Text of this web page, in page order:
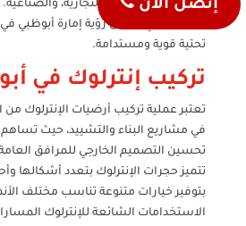
الإنشاءات السكنية، التجارية،
الحدادين في تحقيق رؤية إمارة أبوظبي
تحتية قوية ومستدامة.
تركيب إنترلوك في
تعتبر عملية تركيب أرضيات الإنترلوك
في مشاريع البناء والتشييد، حيث
تحسين التصميم الخارجي للمرافق
تتميز حجرات الإنترلوك بتعدد أشكالها
بتوفير خيارات متنوعة تناسب مختلف
الاستخدامات الشائعة للإنترلوك
إتصل الأن